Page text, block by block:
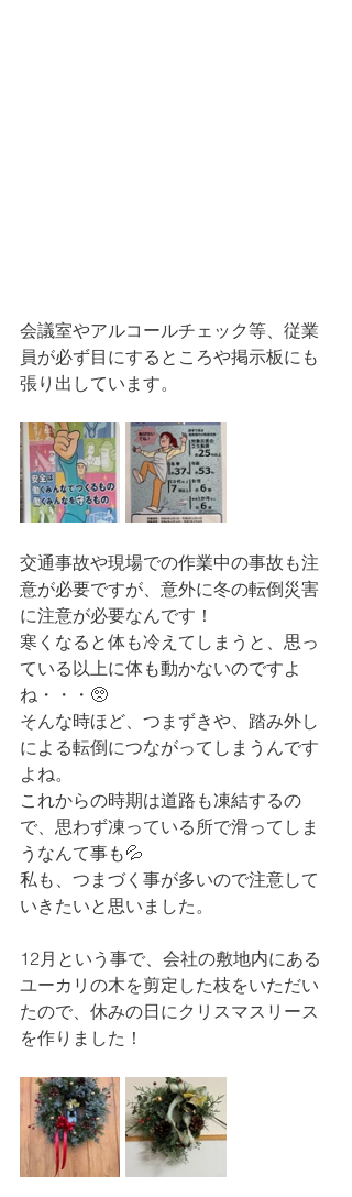
会議室やアルコールチェック等、従業
員が必ず目にするところや掲示板にも
張り出しています。
交通事故や現場での作業中の事故も注
意が必要ですが、意外に冬の転倒災害
に注意が必要なんです！
寒くなると体も冷えてしまうと、思っ
ている以上に体も動かないのですよ
ね・・・🥺
そんな時ほど、つまずきや、踏み外し
による転倒につながってしまうんです
よね。
これからの時期は道路も凍結するの
で、思わず凍っている所で滑ってしま
うなんて事も💦
私も、つまづく事が多いので注意して
いきたいと思いました。
12月という事で、会社の敷地内にある
ユーカリの木を剪定した枝をいただい
たので、休みの日にクリスマスリース
を作りました！